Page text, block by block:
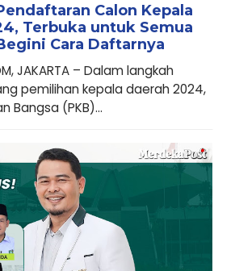
Calon Kepala
Terbuka untuk Semua
Cara Daftarnya
JAKARTA – Dalam langkah
pemilihan kepala daerah 2024,
Bangsa (PKB)...